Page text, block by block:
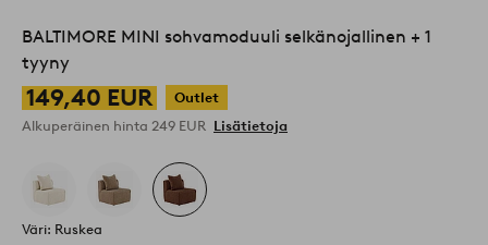
BALTIMORE MINI sohvamoduuli selkänojallinen + 1
tyyny
149,40 EUR
Outlet
Alkuperäinen hinta 249 EUR Lisätietoja
Väri: Ruskea